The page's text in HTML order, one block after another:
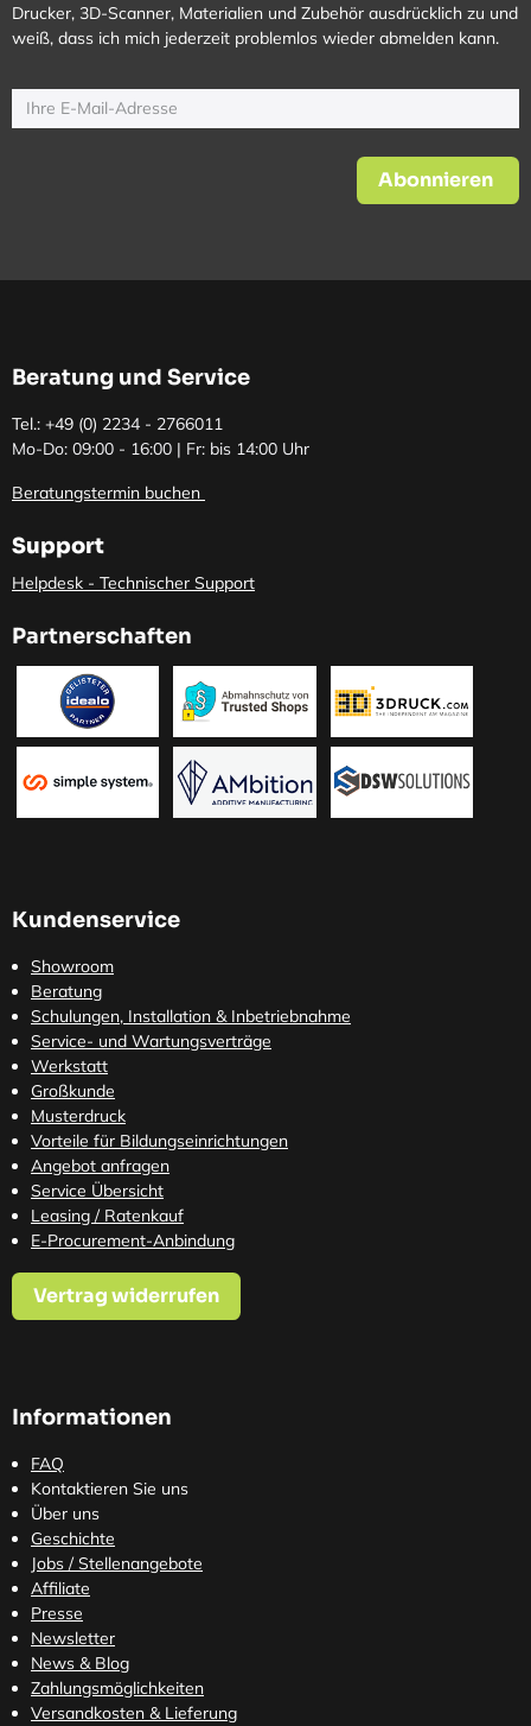
Drucker, 3D-Scanner, Materialien und Zubehör ausdrücklich zu und
weiß, dass ich mich jederzeit problemlos wieder abmelden kann.
Abonnieren
Beratung und Service
Tel.: +49 (0) 2234 - 2766011
Mo-Do: 09:00 - 16:00 | Fr: bis 14:00 Uhr
Beratungstermin buchen
Support
Helpdesk - Technischer Support
Partnerschaften
Kundenservice
Showroom
Beratung
Schulungen, Installation & Inbetriebnahme
Service- und Wartungsverträge
Werkstatt
Großkunde
Musterdruck
Vorteile für Bildungseinrichtungen
Angebot anfragen
Service Übersicht
Leasing / Ratenkauf
E-Procurement-Anbindung
Vertrag widerrufen
Informationen
FAQ
Kontaktieren Sie uns
Über uns
Geschichte
Jobs / Stellenangebote
Affiliate
Presse
Newsletter
News & Blog
Zahlungsmöglichkeiten
Versandkosten & Lieferung